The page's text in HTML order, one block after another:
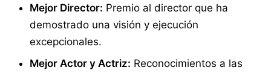
Mejor Director: Premio al director que ha
demostrado una visión y ejecución
excepcionales.
Mejor Actor y Actriz: Reconocimientos a las